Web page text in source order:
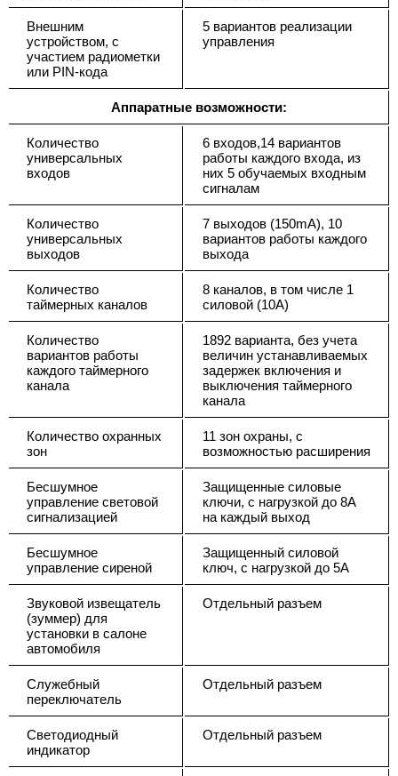
Внешним
устройством, с
участием радиометки
или PIN-кода
5 вариантов реализации
управления
Аппаратные возможности:
Количество
универсальных
входов
6 входов,14 вариантов
работы каждого входа, из
них 5 обучаемых входным
сигналам
Количество
универсальных
выходов
7 выходов (150mA), 10
вариантов работы каждого
выхода
Количество
таймерных каналов
8 каналов, в том числе 1
силовой (10А)
Количество
вариантов работы
каждого таймерного
канала
1892 варианта, без учета
величин устанавливаемых
задержек включения и
выключения таймерного
канала
Количество охранных
зон
11 зон охраны, с
возможностью расширения
Бесшумное
управление световой
сигнализацией
Защищенные силовые
ключи, с нагрузкой до 8А
на каждый выход
Бесшумное
управление сиреной
Защищенный силовой
ключ, с нагрузкой до 5А
Звуковой извещатель
(зуммер) для
установки в салоне
автомобиля
Отдельный разъем
Служебный
переключатель
Отдельный разъем
Светодиодный
индикатор
Отдельный разъем